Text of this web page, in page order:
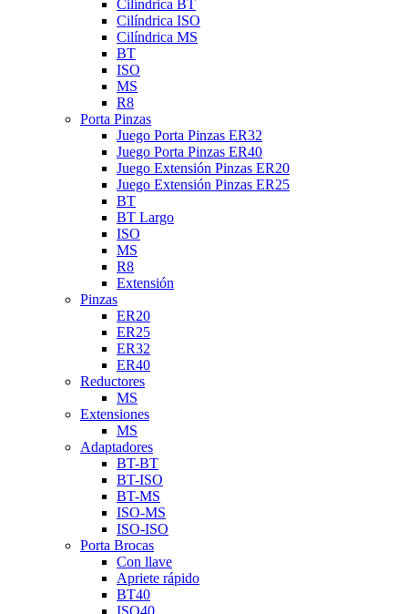
Cilíndrica BT
Cilíndrica ISO
Cilíndrica MS
BT
ISO
MS
R8
Porta Pinzas
Juego Porta Pinzas ER32
Juego Porta Pinzas ER40
Juego Extensión Pinzas ER20
Juego Extensión Pinzas ER25
BT
BT Largo
ISO
MS
R8
Extensión
Pinzas
ER20
ER25
ER32
ER40
Reductores
MS
Extensiones
MS
Adaptadores
BT-BT
BT-ISO
BT-MS
ISO-MS
ISO-ISO
Porta Brocas
Con llave
Apriete rápido
BT40
ISO40